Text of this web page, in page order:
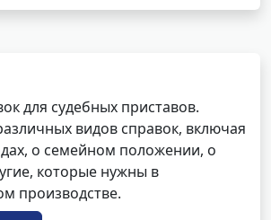
для судебных приставов.
видов справок, включая
о семейном положении, о
которые нужны в
производстве.